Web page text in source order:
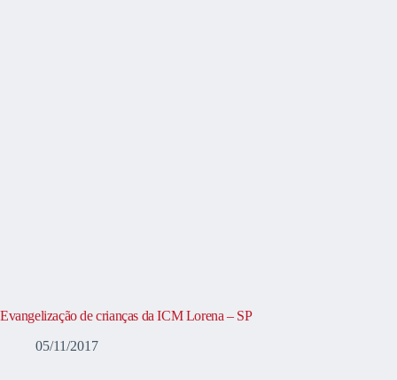
Evangelização de crianças da ICM Lorena – SP
05/11/2017